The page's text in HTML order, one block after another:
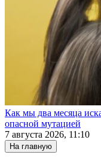
Как мы два месяца
опасной мутацией
7 августа 2026, 11:10
На главную